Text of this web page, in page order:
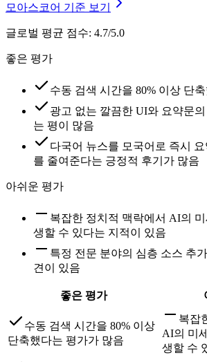
모아스코어 기준 보기
글로벌 평균 점수: 4.7/5.0
좋은 평가
수동 검색 시간을 80% 이상 단
광고 없는 깔끔한 UI와 요약문
는 평이 많음
다국어 뉴스를 모국어로 즉시
를 줄여준다는 긍정적 후기가 많음
아쉬운 평가
복잡한 정치적 맥락에서 AI의
생할 수 있다는 지적이 있음
특정 전문 분야의 심층 소스 추
견이 있음
좋은 평가
수동 검색 시간을 80% 이상
단축했다는 평가가 많음
복잡
AI의 미
생할 수